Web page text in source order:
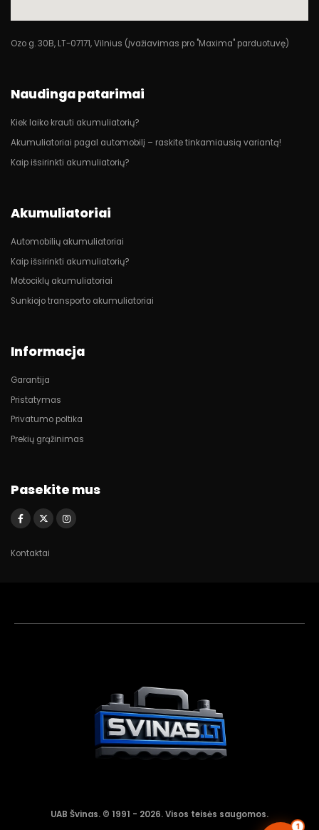
Ozo g. 30B, LT-07171, Vilnius (Įvažiavimas pro "Maxima" parduotuvę)
Naudinga patarimai
Kiek laiko krauti akumuliatorių?
Akumuliatoriai pagal automobilį – raskite tinkamiausią variantą!
Kaip išsirinkti akumuliatorių?
Akumuliatoriai
Automobilių akumuliatoriai
Kaip išsirinkti akumuliatorių?
Motociklų akumuliatoriai
Sunkiojo transporto akumuliatoriai
Informacja
Garantija
Pristatymas
Privatumo poltika
Prekių grąžinimas
Pasekite mus
Kontaktai
UAB Švinas. © 1991 - 2026. Visos teisės saugomos.
1
Akumuliatorių
asistentas
Aktyvus dabar